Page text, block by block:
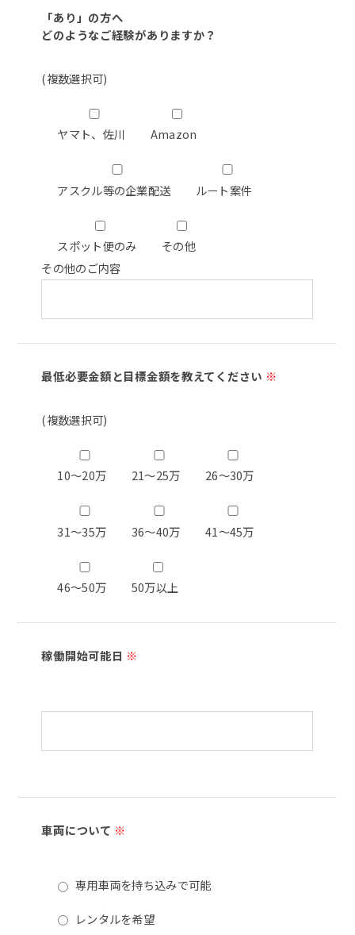
「あり」の方へ
どのようなご経験がありますか？
(複数選択可)
ヤマト、佐川 Amazon
アスクル等の企業配送 ルート案件
スポット便のみ
その他
その他のご内容
最低必要金額と目標金額を教えてください ※
(複数選択可)
10～20万 21～25万 26～30万
31～35万 36～40万 41～45万
46～50万 50万以上
稼働開始可能日 ※
車両について ※
専用車両を持ち込みで可能
レンタルを希望